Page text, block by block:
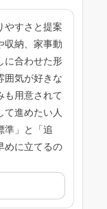
やすさと提案
収納、家事動
に合わせた形
囲気が好きな
も用意されて
て進めたい人
準」と「追
めに立てるの